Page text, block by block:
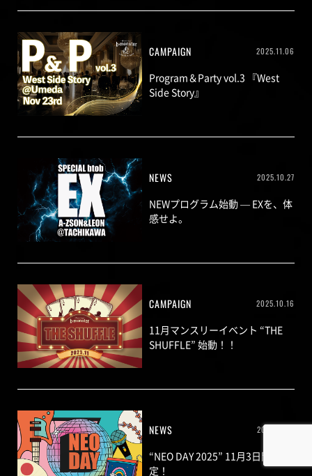
CAMPAIGN 2025.11.06
Program＆Party vol.3 『West
Side Story』
NEWS 2025.10.27
NEWプログラム始動 — EXを、体
感せよ。
CAMPAIGN 2025.10.16
11月マンスリーイベント “THE
SHUFFLE” 始動！！
NEWS 2025.10.15
“NEO DAY 2025” 11月3日開催決
定！